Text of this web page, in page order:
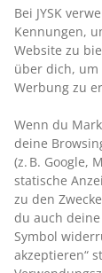
Raum hat
steuern und
Folge einfach
dich? Wenn
gezielt
Ideen,
für dein
Wie auch
wir von JYSK
Stil
Bei JYSK
Kennungen,
Website zu
über dich, um
Werbung zu
Wenn du
deine
(z. B. Google,
statische
zu den
du auch
Symbol
akzeptieren“